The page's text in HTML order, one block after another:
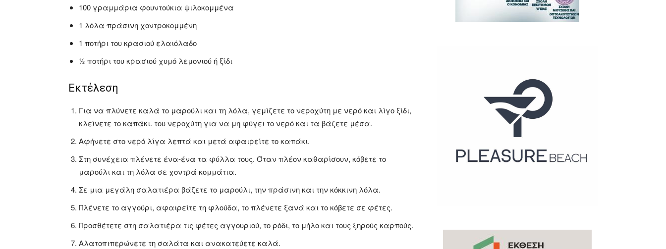
100 γραμμάρια φουντούκια ψιλοκομμένα
1 λόλα πράσινη χοντροκομμένη
1 ποτήρι του κρασιού ελαιόλαδο
½ ποτήρι του κρασιού χυμό λεμονιού ή ξίδι
Εκτέλεση
Για να πλύνετε καλά το μαρούλι και τη λόλα, γεμίζετε το νεροχύτη με νερό και λίγο ξίδι,
κλείνετε το καπάκι. του νεροχύτη για να μη φύγει το νερό και τα βάζετε μέσα.
Αφήνετε στο νερό λίγα λεπτά και μετά αφαιρείτε το καπάκι.
Στη συνέχεια πλένετε ένα-ένα τα φύλλα τους. Όταν πλέον καθαρίσουν, κόβετε το
μαρούλι και τη λόλα σε χοντρά κομμάτια.
Σε μια μεγάλη σαλατιέρα βάζετε το μαρούλι, την πράσινη και την κόκκινη λόλα.
Πλένετε το αγγούρι, αφαιρείτε τη φλούδα, το πλένετε ξανά και το κόβετε σε φέτες.
Προσθέτετε στη σαλατιέρα τις φέτες αγγουριού, το ρόδι, το μήλο και τους ξηρούς καρπούς.
Αλατοπιπερώνετε τη σαλάτα και ανακατεύετε καλά.